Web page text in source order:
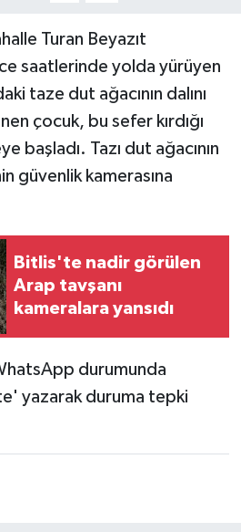
Turan Beyazıt
saatlerinde yolda yürüyen
taze dut ağacının dalını
çocuk, bu sefer kırdığı
başladı. Tazı dut ağacının
güvenlik kamerasına
Bitlis'te nadir görülen
Arap tavşanı
kameralara yansıdı
durumunda
yazarak duruma tepki